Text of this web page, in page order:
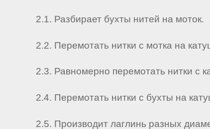
2.1. Разбирает бухты нитей на моток.
2.2. Перемотать нитки с мотка на
2.3. Равномерно перемотать нитки с
2.4. Перемотать нитки с бухты на
2.5. Производит лаглинь разных